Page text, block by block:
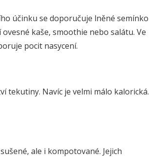
účinku se doporučuje lněné semínko
kaše, smoothie nebo salátu. Ve
pocit nasycení.
tekutiny. Navíc je velmi málo kalorická.
ale i kompotované. Jejich